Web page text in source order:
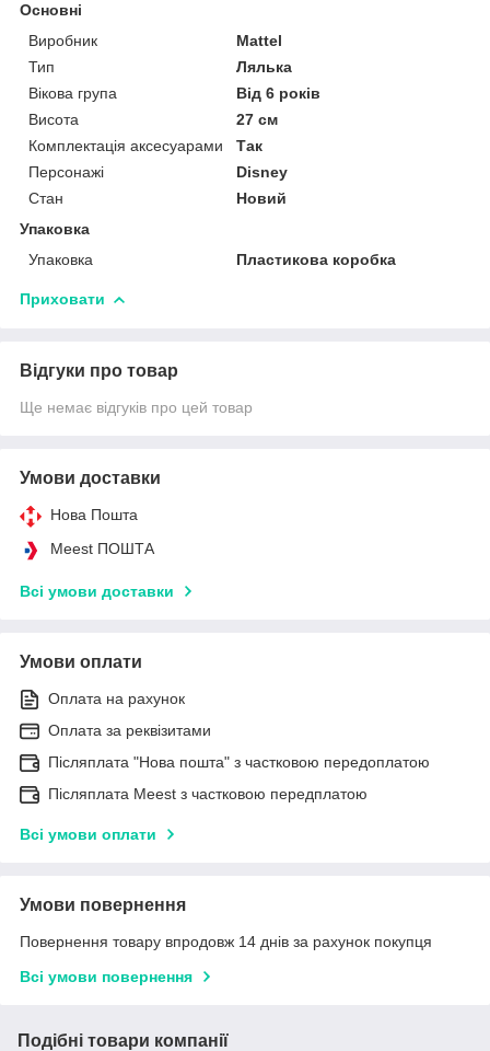
Основні
Виробник
Mattel
Тип
Лялька
Вікова група
Від 6 років
Висота
27 см
Комплектація аксесуарами
Так
Персонажі
Disney
Стан
Новий
Упаковка
Упаковка
Пластикова коробка
Приховати
Відгуки про товар
Ще немає відгуків про цей товар
Умови доставки
Нова Пошта
Meest ПОШТА
Всі умови доставки
Умови оплати
Оплата на рахунок
Оплата за реквізитами
Післяплата "Нова пошта" з частковою передоплатою
Післяплата Meest з частковою передплатою
Всі умови оплати
Умови повернення
Повернення товару впродовж 14 днів за рахунок покупця
Всі умови повернення
Подібні товари компанії